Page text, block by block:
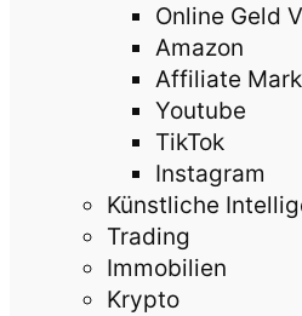
Online Geld
Amazon
Affiliate
Youtube
TikTok
Instagram
Künstliche
Trading
Immobilien
Krypto